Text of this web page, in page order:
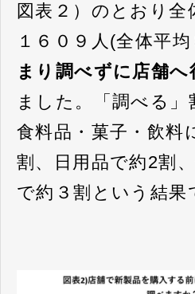
図表２）のとおり全
１６０９人(全体平
まり調べずに店舗へ
ました。「調べる」
食料品・菓子・飲料
割、日用品で約2割
で約３割という結果